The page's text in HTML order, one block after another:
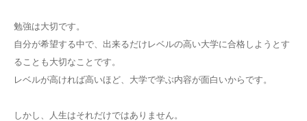
勉強は大切です。
自分が希望する中で、出来るだけレベルの高い大学に合格しようとす
ることも大切なことです。
レベルが高ければ高いほど、大学で学ぶ内容が面白いからです。
しかし、人生はそれだけではありません。